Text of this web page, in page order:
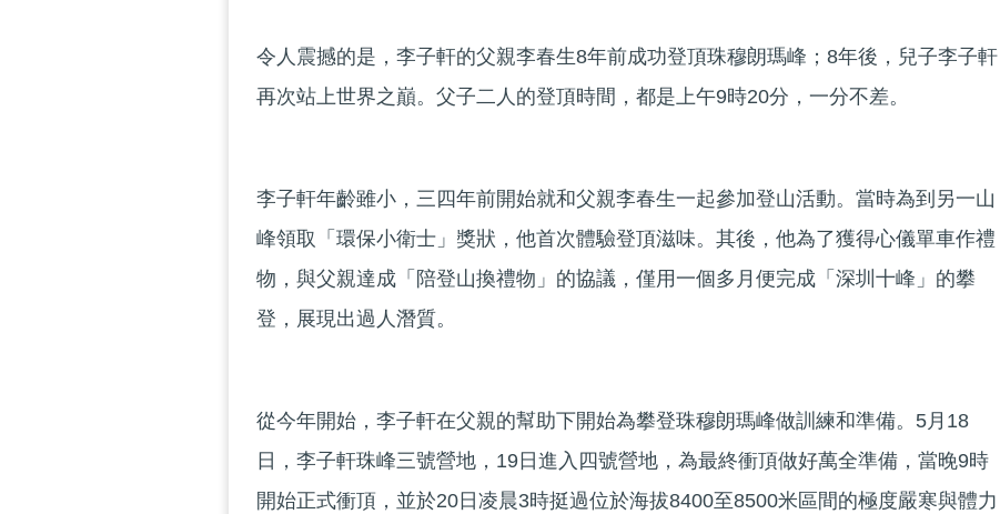
令人震撼的是，李子軒的父親李春生8年前成功登頂珠穆朗瑪峰；8年後，兒子李子軒
再次站上世界之巔。父子二人的登頂時間，都是上午9時20分，一分不差。
李子軒年齡雖小，三四年前開始就和父親李春生一起參加登山活動。當時為到另一山
峰領取「環保小衛士」獎狀，他首次體驗登頂滋味。其後，他為了獲得心儀單車作禮
物，與父親達成「陪登山換禮物」的協議，僅用一個多月便完成「深圳十峰」的攀
登，展現出過人潛質。
從今年開始，李子軒在父親的幫助下開始為攀登珠穆朗瑪峰做訓練和準備。5月18
日，李子軒珠峰三號營地，19日進入四號營地，為最終衝頂做好萬全準備，當晚9時
開始正式衝頂，並於20日凌晨3時挺過位於海拔8400至8500米區間的極度嚴寒與體力